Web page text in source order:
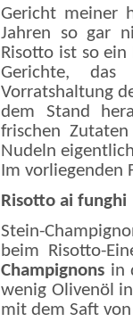
Gericht meiner
Jahren so gar
Risotto ist so
Gerichte, das
Vorratshaltung
dem Stand
frischen
Nudeln
Im vorliegenden
Risotto ai funghi
Stein-
beim Risotto-
Champignons in
wenig Olivenöl
mit dem Saft von